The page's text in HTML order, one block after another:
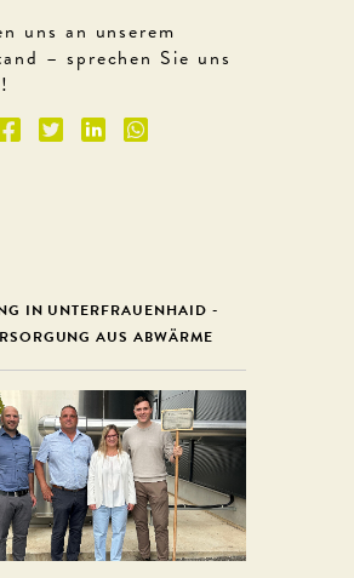
uns an unserem
– sprechen Sie uns
IN UNTERFRAUENHAID -
AUS ABWÄRME